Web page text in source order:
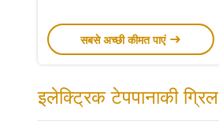
सबसे अच्छी कीमत पाएं
इलेक्ट्रिक टेपपानाकी ग्रिल